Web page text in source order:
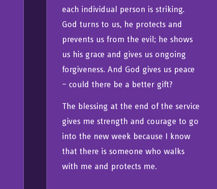
each individual person is striking.
God turns to us, he protects and
prevents us from the evil; he shows
us his grace and gives us ongoing
forgiveness. And God gives us peace
– could there be a better gift?
The blessing at the end of the service
gives me strength and courage to go
into the new week because I know
that there is someone who walks
with me and protects me.